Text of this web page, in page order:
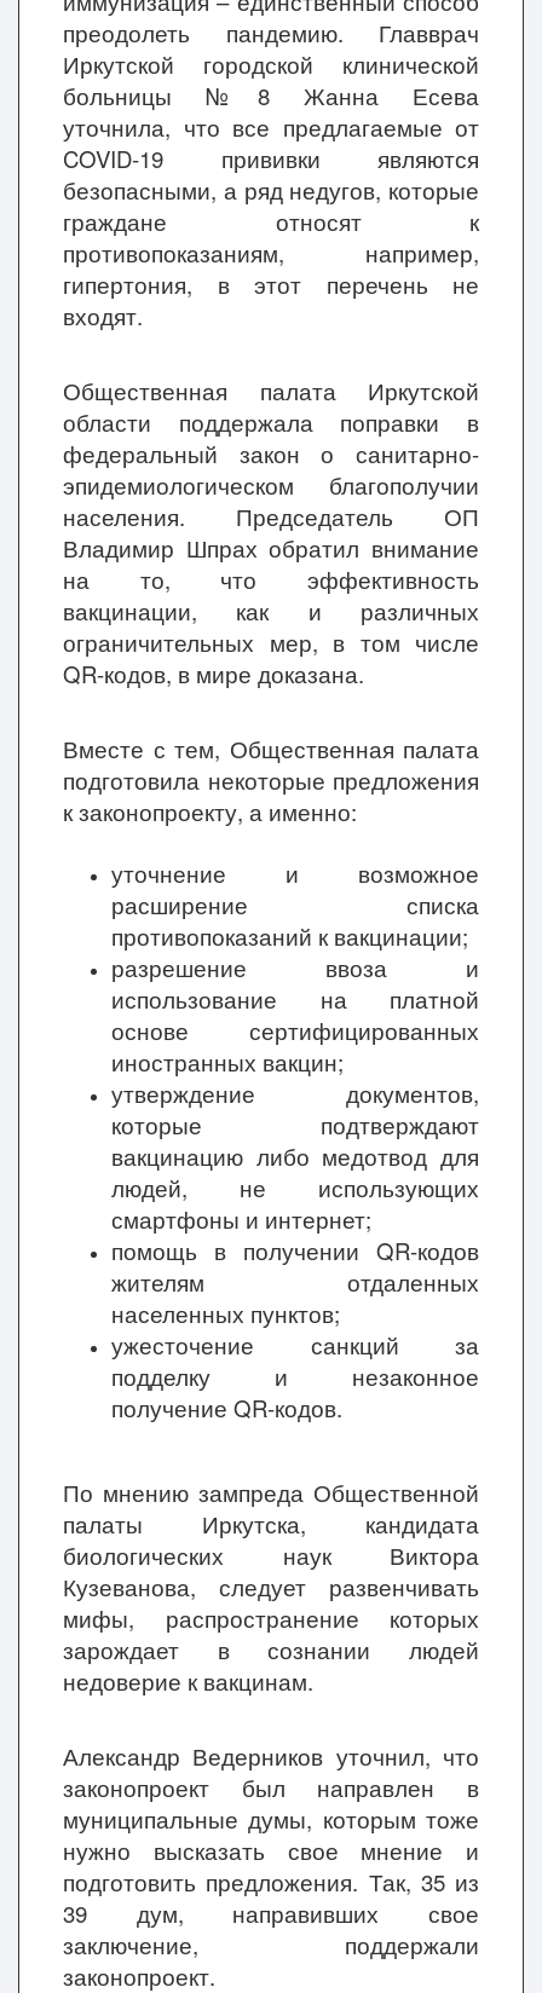
преодолеть пандемию. Главврач
Иркутской городской клинической
больницы №8 Жанна Есева
уточнила, что все предлагаемые от
COVID-19 прививки являются
безопасными, а ряд недугов, которые
граждане относят к
противопоказаниям, например,
гипертония, в этот перечень не
входят.
Общественная палата Иркутской
области поддержала поправки в
федеральный закон о санитарно-
эпидемиологическом благополучии
населения. Председатель ОП
Владимир Шпрах обратил внимание
на то, что эффективность
вакцинации, как и различных
ограничительных мер, в том числе
QR-кодов, в мире доказана.
Вместе с тем, Общественная палата
подготовила некоторые предложения
к законопроекту, а именно:
уточнение и возможное
расширение списка
противопоказаний к вакцинации;
разрешение ввоза и
использование на платной
основе сертифицированных
иностранных вакцин;
утверждение документов,
которые подтверждают
вакцинацию либо медотвод для
людей, не использующих
смартфоны и интернет;
помощь в получении QR-кодов
жителям отдаленных
населенных пунктов;
ужесточение санкций за
подделку и незаконное
получение QR-кодов.
По мнению зампреда Общественной
палаты Иркутска, кандидата
биологических наук Виктора
Кузеванова, следует развенчивать
мифы, распространение которых
зарождает в сознании людей
недоверие к вакцинам.
Александр Ведерников уточнил, что
законопроект был направлен в
муниципальные думы, которым тоже
нужно высказать свое мнение и
подготовить предложения. Так, 35 из
39 дум, направивших свое
заключение, поддержали
законопроект.